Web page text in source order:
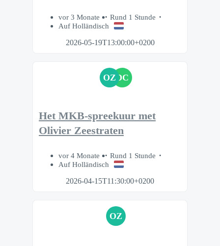
vor 3 Monate
Rund 1 Stunde
Auf Holländisch
2026-05-19T13:00:00+0200
OZ DC
Het MKB-spreekuur met
Olivier Zeestraten
vor 4 Monate
Rund 1 Stunde
Auf Holländisch
2026-04-15T11:30:00+0200
OZ